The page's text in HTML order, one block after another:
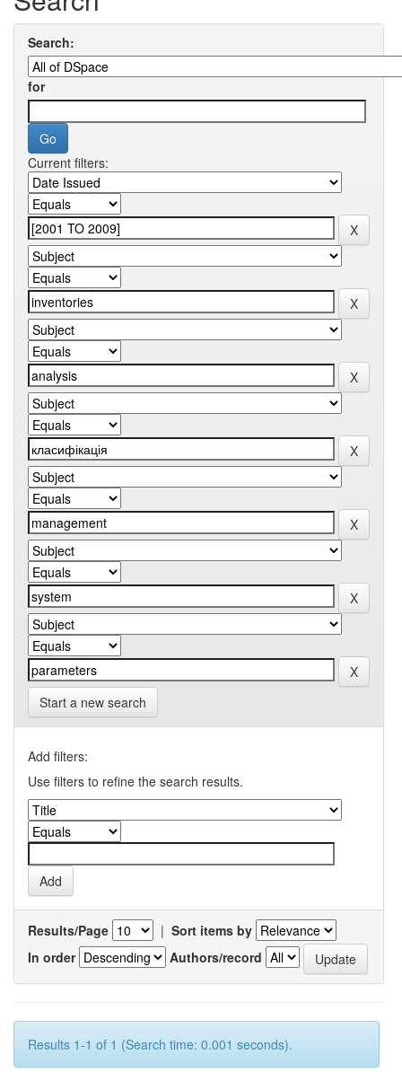
Search:
for
Current filters:
Start a new search
Add filters:
Use filters to refine the search results.
Results/Page | Sort items by
In order
Authors/record
Results 1-1 of 1 (Search time: 0.001 seconds).